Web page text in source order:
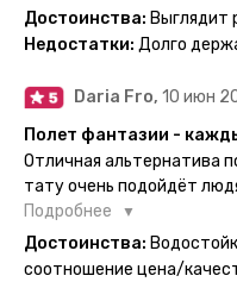
возможность. Муж смог
одной картинкой).
Достоинства: Выглядит
Недостатки: Долго
Daria Fro, 10 июн
Полет фантазии -
Отличная альтернатива
тату очень подойдёт
эскиз им подойдёт на
держится на теле до 2
бояться мочить такие
Подробнее
Достоинства:
соотношение цена/